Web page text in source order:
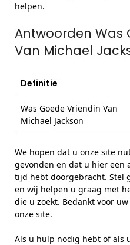
helpen.
Antwoorden Was
Van Michael
Definitie
Was Goede Vriendin Van
Michael Jackson
We hopen dat u onze site
gevonden en dat u hier een
tijd hebt doorgebracht. Stel
en wij helpen u graag met
die u zoekt. Bedankt voor
onze site.
Als u hulp nodig hebt of als